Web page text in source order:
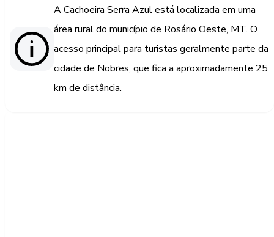
A Cachoeira Serra Azul está localizada em uma
área rural do município de Rosário Oeste, MT. O
acesso principal para turistas geralmente parte da
cidade de Nobres, que fica a aproximadamente 25
km de distância.